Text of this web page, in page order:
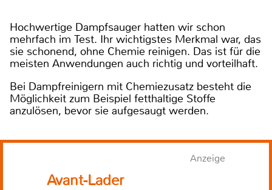
Hochwertige Dampfsauger hatten wir schon
mehrfach im Test. Ihr wichtigstes Merkmal war, das
sie schonend, ohne Chemie reinigen. Das ist für die
meisten Anwendungen auch richtig und vorteilhaft.
Bei Dampfreinigern mit Chemiezusatz besteht die
Möglichkeit zum Beispiel fetthaltige Stoffe
anzulösen, bevor sie aufgesaugt werden.
Anzeige
Avant-Lader